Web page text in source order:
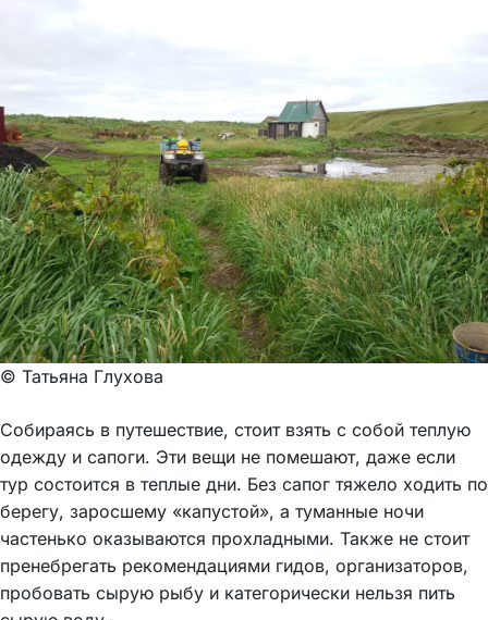
© Татьяна Глухова
Собираясь в путешествие, стоит взять с собой теплую
одежду и сапоги. Эти вещи не помешают, даже если
тур состоится в теплые дни. Без сапог тяжело ходить по
берегу, заросшему «капустой», а туманные ночи
частенько оказываются прохладными. Также не стоит
пренебрегать рекомендациями гидов, организаторов,
пробовать сырую рыбу и категорически нельзя пить